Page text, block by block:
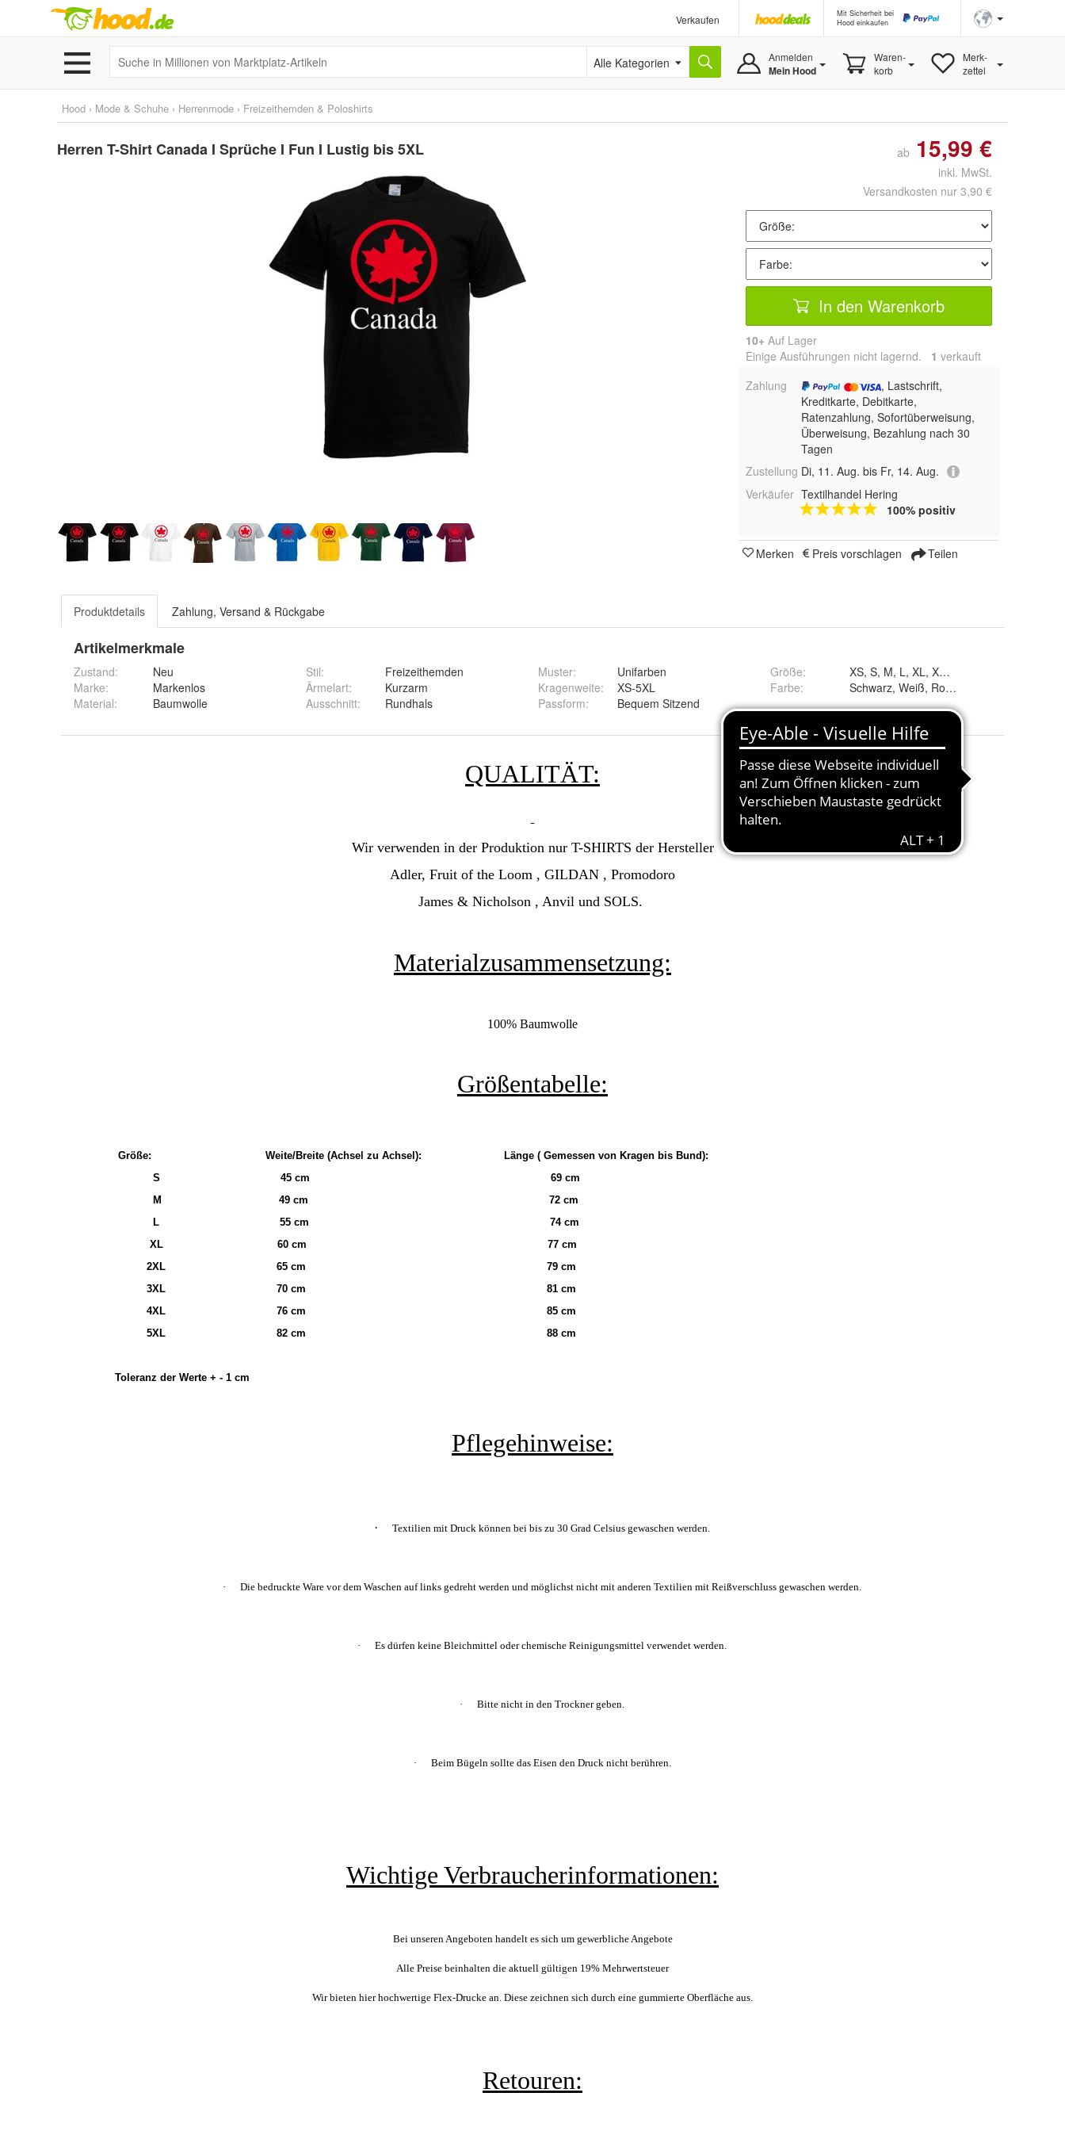
Verkaufen
Mit Sicherheit bei
Hood einkaufen
Alle Kategorien Anmelden
Mein Hood
Waren-
korb
Merk-
zettel
Hood › Mode & Schuhe › Herrenmode › Freizeithemden & Poloshirts
Herren T-Shirt Canada I Sprüche I Fun I Lustig bis 5XL ab 15,99 €
inkl. MwSt.
Versandkosten nur 3,90 €
In den Warenkorb
10+ Auf Lager
Einige Ausführungen nicht lagernd. 1 verkauft
Zahlung
, Lastschrift,
Kreditkarte, Debitkarte,
Ratenzahlung, Sofortüberweisung,
Überweisung, Bezahlung nach 30
Tagen
Zustellung Di, 11. Aug. bis Fr, 14. Aug.
Verkäufer Textilhandel Hering
100% positiv
Merken Preis vorschlagen Teilen
Produktdetails Zahlung, Versand & Rückgabe
Artikelmerkmale
Zustand:
Neu
Marke:
Markenlos
Material: Baumwolle
Stil:
Freizeithemden
Ärmelart:
Kurzarm
Ausschnitt: Rundhals
Muster:
Unifarben
Kragenweite:
XS-5XL
Passform: Bequem Sitzend
Größe:
Farbe: